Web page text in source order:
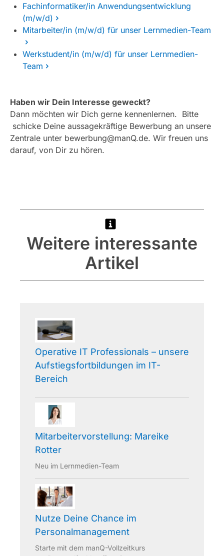
Fachinformatiker/in Anwendungsentwicklung
(m/w/d)
Mitarbeiter/in (m/w/d) für unser Lernmedien-Team
Werkstudent/in (m/w/d) für unser Lernmedien-
Team
Haben wir Dein Interesse geweckt?
Dann möchten wir Dich gerne kennenlernen. Bitte
schicke Deine aussagekräftige Bewerbung an unsere
Zentrale unter bewerbung@manQ.de. Wir freuen uns
darauf, von Dir zu hören.
Weitere interessante
Artikel
Operative IT Professionals – unsere
Aufstiegsfortbildungen im IT-
Bereich
Mitarbeitervorstellung: Mareike
Rotter
Neu im Lernmedien-Team
Nutze Deine Chance im
Personalmanagement
Starte mit dem manQ-Vollzeitkurs